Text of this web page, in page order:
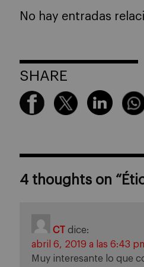
No hay entradas
SHARE
4 thoughts on “
CT
dice:
abril 6, 2019 a las 6:43
Muy interesante lo que